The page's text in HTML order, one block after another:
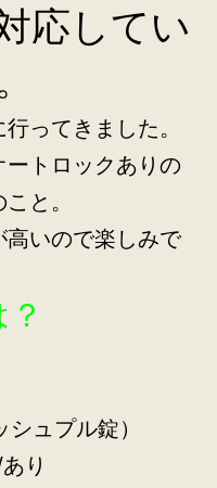
応してい
行ってきました。
トロックありの
と。
高いので楽しみで
ュプル錠）
り